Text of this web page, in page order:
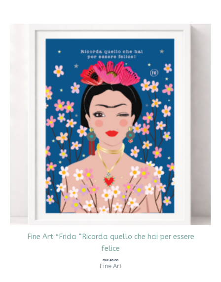
Fine Art *Frida “Ricorda quello che hai per essere
felice
CHF 40.00
Fine Art